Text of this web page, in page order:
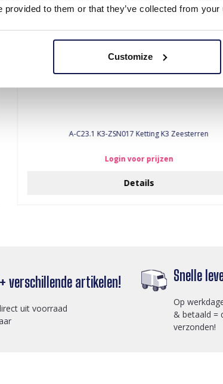
provided to them or that they’ve collected from
Customize
A-C23.1 K3-ZSN017 Ketting K3 Zeesterren
Login voor prijzen
Details
verschillende artikelen!
uit voorraad
Snelle
Op
& betaald =
verzonden!